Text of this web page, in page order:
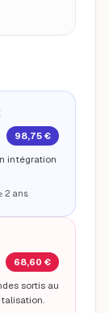
98,75 €
intégration
2 ans.
68,60 €
sortis au